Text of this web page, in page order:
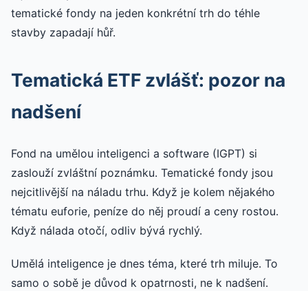
tematické fondy na jeden konkrétní trh do téhle
stavby zapadají hůř.
Tematická ETF zvlášť: pozor na
nadšení
Fond na umělou inteligenci a software (IGPT) si
zaslouží zvláštní poznámku. Tematické fondy jsou
nejcitlivější na náladu trhu. Když je kolem nějakého
tématu euforie, peníze do něj proudí a ceny rostou.
Když nálada otočí, odliv bývá rychlý.
Umělá inteligence je dnes téma, které trh miluje. To
samo o sobě je důvod k opatrnosti, ne k nadšení.